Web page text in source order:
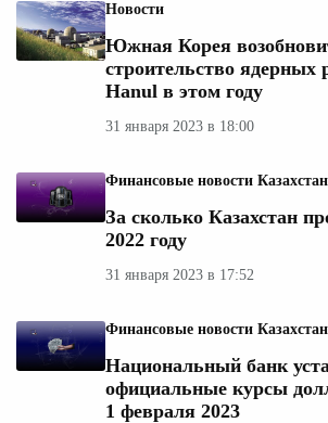
Новости
Южная Корея
строительство ядерных
Hanul в этом году
31 января 2023 в 18:00
Финансовые новости
За сколько Казахстан
2022 году
31 января 2023 в 17:52
Финансовые новости
Национальный банк
официальные курсы
1 февраля 2023